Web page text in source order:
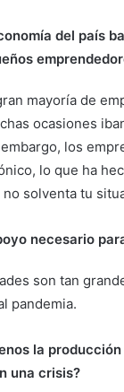
del país
mayoría de
ocasiones
los
lo que ha
solventa tu
necesario
son tan
pandemia.
la
una crisis?